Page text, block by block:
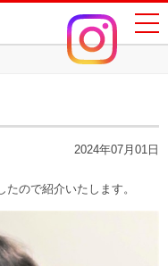
2024年07月01日
ので紹介いたします。